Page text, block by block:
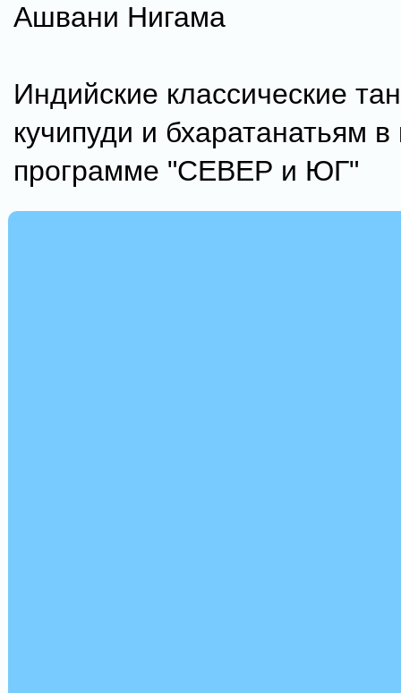
Ашвани Нигама
Индийские классические
кучипуди и бхаратанатьям в
программе "СЕВЕР и ЮГ"